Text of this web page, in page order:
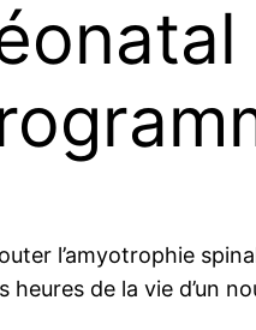
l’amyotrophie
de la vie d’un